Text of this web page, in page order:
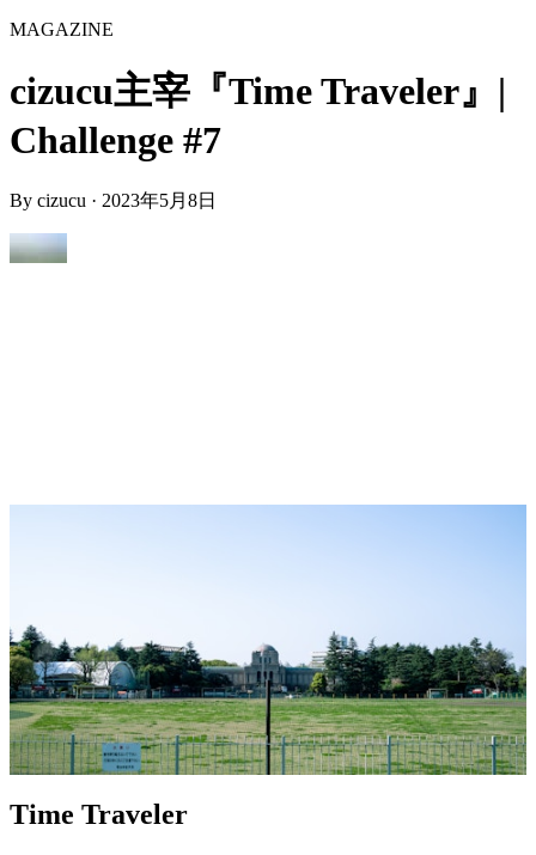
MAGAZINE
cizucu主宰『Time Traveler』|
Challenge #7
By cizucu · 2023年5月8日
Time Traveler